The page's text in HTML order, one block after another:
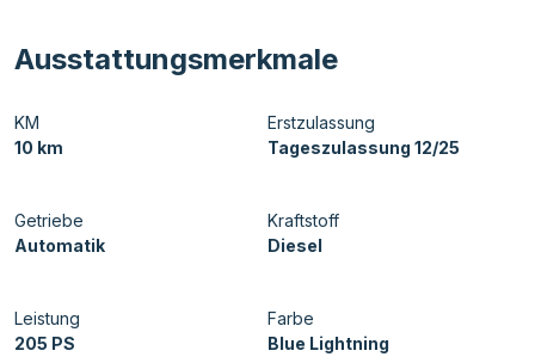
Ausstattungsmerkmale
KM
10 km
Erstzulassung
Tageszulassung 12/25
Getriebe
Automatik
Kraftstoff
Diesel
Leistung
205 PS
Farbe
Blue Lightning